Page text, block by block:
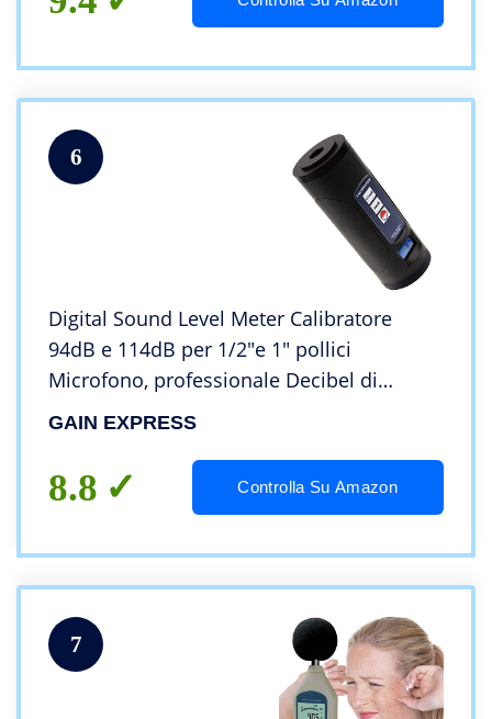
6
Digital Sound Level Meter Calibratore
94dB e 114dB per 1/2″e 1″ pollici
Microfono, professionale Decibel di
Rumore Strumento di Calibrazione
GAIN EXPRESS
8.8 Controlla Su Amazon
7